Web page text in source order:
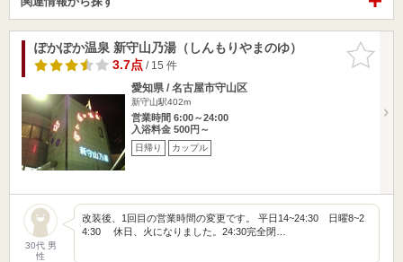
お気に入
りに追加
ぽかぽか温泉 新守山乃湯（しんもりやまのゆ）
3.7点/ 15 件
愛知県 / 名古屋市守山区
新守山駅402m
営業時間 6:00～24:00
入浴料金 500円～
日帰り カップル
30代 男
性
改装後、1回目の営業時間の変更です。 平日14~24:30 日曜8~2
4:30 休日、火になりました。24:30完全閉…